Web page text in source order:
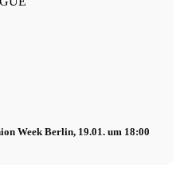
Week Berlin, 19.01. um 18:00